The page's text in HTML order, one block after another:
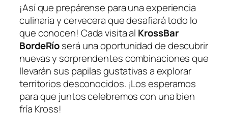
¡Así que prepárense para una experiencia
culinaria y cervecera que desafiará todo lo
que conocen! Cada visita al KrossBar
BordeRíoserá una oportunidad de descubrir
nuevas y sorprendentes combinaciones que
llevarán sus papilas gustativas a explorar
territorios desconocidos. ¡Los esperamos
para que juntos celebremos con una bien
fría Kross!